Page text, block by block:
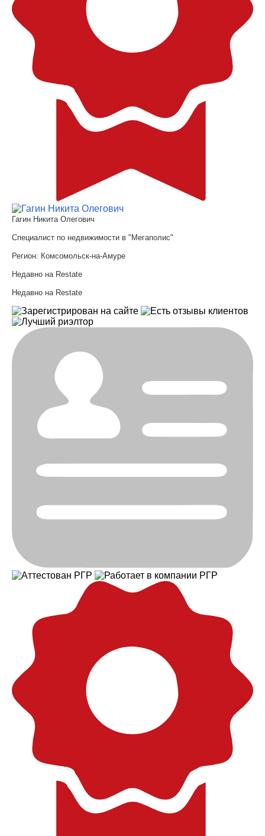
Гагин Никита Олегович
Специалист по недвижимости в "Мегаполис"
Регион: Комсомольск-на-Амуре
Недавно на Restate
Недавно на Restate